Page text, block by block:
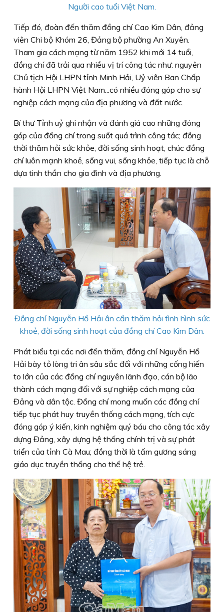
Người cao tuổi Việt Nam.
Tiếp đó, đoàn đến thăm đồng chí Cao Kim Dân, đảng
viên Chi bộ Khóm 26, Đảng bộ phường An Xuyên.
Tham gia cách mạng từ năm 1952 khi mới 14 tuổi,
đồng chí đã trải qua nhiều vị trí công tác như: nguyên
Chủ tịch Hội LHPN tỉnh Minh Hải, Uỷ viên Ban Chấp
hành Hội LHPN Việt Nam...có nhiều đóng góp cho sự
nghiệp cách mạng của địa phương và đất nước.
Bí thư Tỉnh uỷ ghi nhận và đánh giá cao những đóng
góp của đồng chí trong suốt quá trình công tác; đồng
thời thăm hỏi sức khỏe, đời sống sinh hoạt, chúc đồng
chí luôn mạnh khoẻ, sống vui, sống khỏe, tiếp tục là chỗ
dựa tinh thần cho gia đình và địa phương.
Đồng chí Nguyễn Hồ Hải ân cần thăm hỏi tình hình sức
khoẻ, đời sống sinh hoạt của đồng chí Cao Kim Dân.
Phát biểu tại các nơi đến thăm, đồng chí Nguyễn Hồ
Hải bày tỏ lòng tri ân sâu sắc đối với những cống hiến
to lớn của các đồng chí nguyên lãnh đạo, cán bộ lão
thành cách mạng đối với sự nghiệp cách mạng của
Đảng và dân tộc. Đồng chí mong muốn các đồng chí
tiếp tục phát huy truyền thống cách mạng, tích cực
đóng góp ý kiến, kinh nghiệm quý báu cho công tác xây
dựng Đảng, xây dựng hệ thống chính trị và sự phát
triển của tỉnh Cà Mau; đồng thời là tấm gương sáng
giáo dục truyền thống cho thế hệ trẻ.